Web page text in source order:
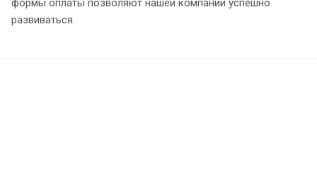
формы оплаты позволяют нашей компании успешно
развиваться.